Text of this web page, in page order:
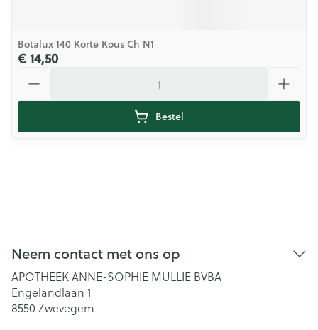
Botalux 140 Korte Kous Ch N1
€ 14,50
Bestel
Neem contact met ons op
APOTHEEK ANNE-SOPHIE MULLIE BVBA
Engelandlaan 1
8550 Zwevegem